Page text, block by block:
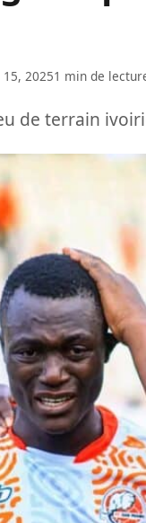
20251 min de
de terrain